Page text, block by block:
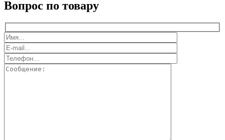
Вопрос по товару